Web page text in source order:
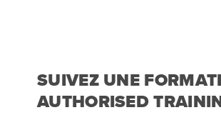
SUIVEZ UNE
AUTHORISED